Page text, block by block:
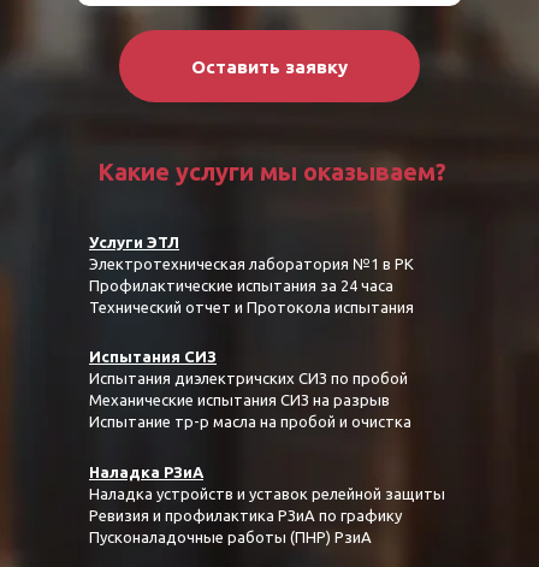
Услуги ЭТЛ
Электротехническая лаборатория №1 в РК
Профилактические испытания за 24 часа
Технический отчет и Протокола испытания
Наладка РЗиА
Наладка устройств и уставок релейной защиты
Ревизия и профилактика РЗиА по графику
Пусконаладочные работы (ПНР) РзиА
Испытания СИЗ
Испытания диэлектричских СИЗ по пробой
Механические испытания СИЗ на разрыв
Испытание тр-р масла на пробой и очистка
Какие услуги мы оказываем?
Оставить заявку